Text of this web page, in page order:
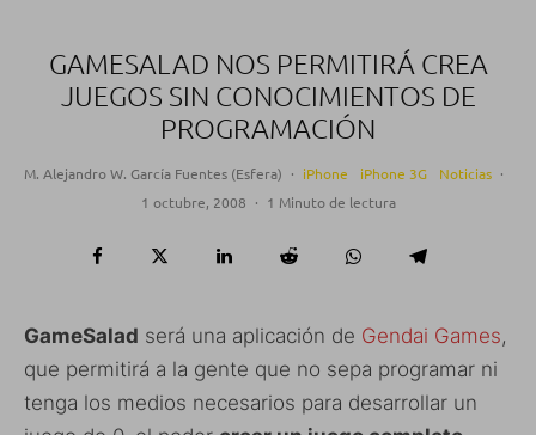
GAMESALAD NOS PERMITIRÁ CREA
JUEGOS SIN CONOCIMIENTOS DE
PROGRAMACIÓN
M. Alejandro W. García Fuentes (Esfera) · iPhone iPhone 3G Noticias ·
1 octubre, 2008 · 1 Minuto de lectura
GameSalad será una aplicación de Gendai Games,
que permitirá a la gente que no sepa programar ni
tenga los medios necesarios para desarrollar un